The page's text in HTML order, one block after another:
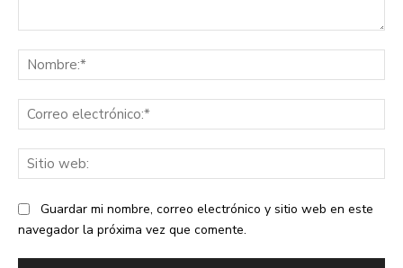
Guardar mi nombre, correo electrónico y sitio web en este
navegador la próxima vez que comente.